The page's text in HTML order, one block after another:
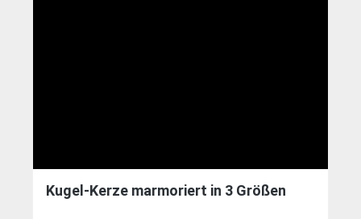
Kugel-Kerze marmoriert in 3 Größen